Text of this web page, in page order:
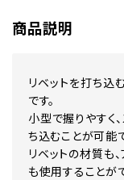
商品説明
リベットを打ち込
です。
小型で握りやすく
ち込むことが可能で
リベットの材質も
も使用することが